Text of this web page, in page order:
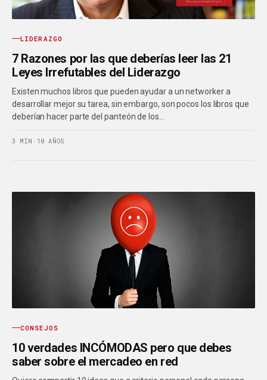
LIDERAZGO
7 Razones por las que deberías leer las 21
Leyes Irrefutables del Liderazgo
Existen muchos libros que pueden ayudar a un networker a
desarrollar mejor su tarea, sin embargo, son pocos los libros que
deberían hacer parte del panteón de los…
3 MIN · 10 AÑOS
CONSEJOS
10 verdades INCÓMODAS pero que debes
saber sobre el mercadeo en red